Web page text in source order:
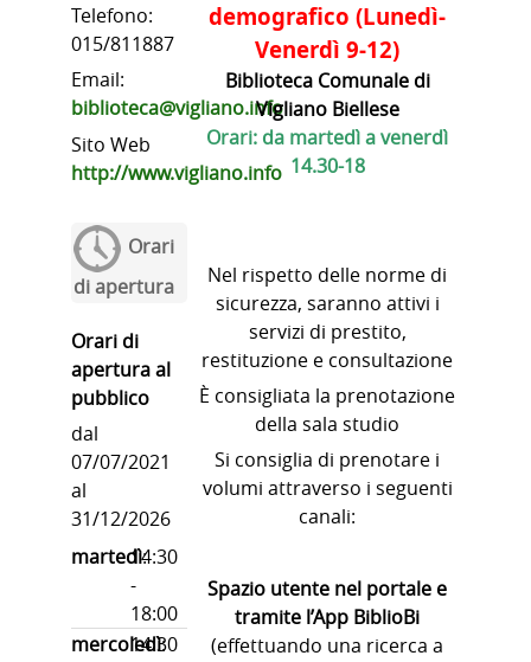
Telefono:
015/811887
Email:
biblioteca@vigliano.info
Sito Web
http://www.vigliano.info
Orari
di apertura
Orari di
apertura al
pubblico
dal
07/07/2021
al
31/12/2026
martedì:
14:30
-
18:00
mercoledì:
14:30
demografico (Lunedì-
Venerdì 9-12)
Biblioteca Comunale di
Vigliano Biellese
Orari: da martedì a venerdì
14.30-18
Nel rispetto delle norme di
sicurezza, saranno attivi i
servizi di prestito,
restituzione e consultazione
È consigliata la prenotazione
della sala studio
Si consiglia di prenotare i
volumi attraverso i seguenti
canali:
Spazio utente nel portale e
tramite l’App BiblioBi
(effettuando una ricerca a